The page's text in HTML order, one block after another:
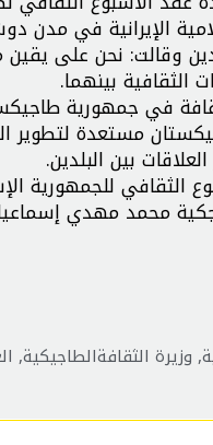
الإيرانية في مدن
وقالت: نحن على
الثقافية بينهما.
في جمهورية
مستعدة لتطوير
بين البلدين.
الثقافي للجمهورية
محمد مهدي
, وزيرة الثقافةالطاجيكية,